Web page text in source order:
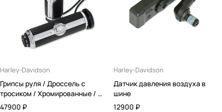
Harley-Davidson
Грипсы руля / Дроссель с
тросиком / Хромированные / С
подогревом
47900 ₽
Harley-Davidson
Датчик давления воздуха в
шине
12900 ₽